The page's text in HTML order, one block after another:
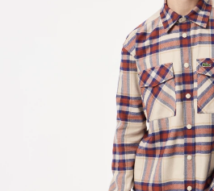
МЫ LACOSTE